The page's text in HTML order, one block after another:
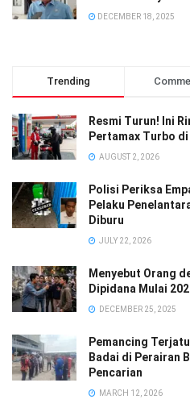
DECEMBER 18, 2025
Trending
Resmi Turun! Ini
Pertamax Turbo
AUGUST 2, 2026
Polisi Periksa
Pelaku
Diburu
JULY 22, 2026
Menyebut Orang
Dipidana Mulai
DECEMBER 25, 2025
Pemancing
Badai di Perairan
Pencarian
MARCH 12, 2026